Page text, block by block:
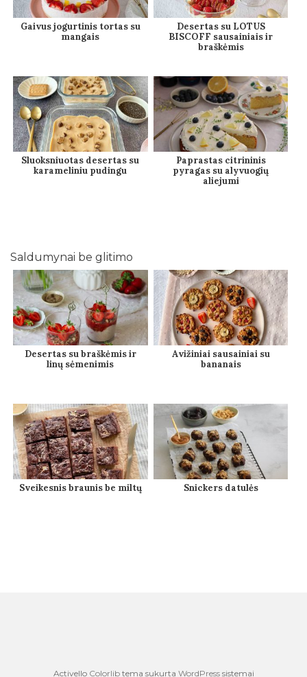
Gaivus jogurtinis tortas su
mangais
Desertas su LOTUS
BISCOFF sausainiais ir
braškėmis
Sluoksniuotas desertas su
karameliniu pudingu
Paprastas citrininis
pyragas su alyvuogių
aliejumi
Saldumynai be glitimo
Desertas su braškėmis ir
linų sėmenimis
Avižiniai sausainiai su
bananais
Sveikesnis braunis be miltų Snickers datulės
Activello Colorlibtema sukurta WordPresssistemai